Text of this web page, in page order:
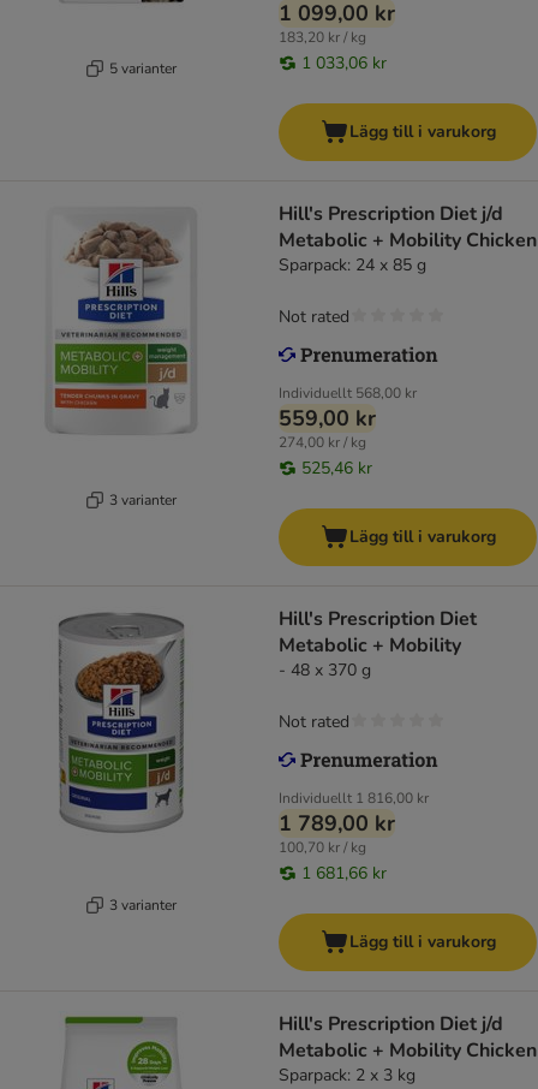
5 varianter
1 099,00 kr
183,20 kr / kg
1 033,06 kr
Lägg till i varukorg
3 varianter
Hill's Prescription Diet j/d
Metabolic + Mobility Chicken
Sparpack: 24 x 85 g
Individuellt 568,00 kr
559,00 kr
274,00 kr / kg
525,46 kr
Not rated
Lägg till i varukorg
3 varianter
Hill's Prescription Diet
Metabolic + Mobility
- 48 x 370 g
Individuellt 1 816,00 kr
1 789,00 kr
100,70 kr / kg
1 681,66 kr
Not rated
Lägg till i varukorg
Hill's Prescription Diet j/d
Metabolic + Mobility Chicken
Sparpack: 2 x 3 kg